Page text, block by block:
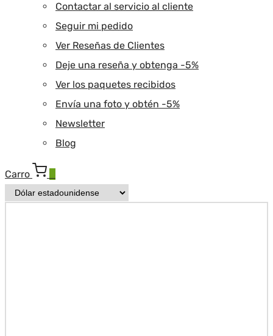
Contactar al servicio al cliente
Seguir mi pedido
Ver Reseñas de Clientes
Deje una reseña y obtenga -5%
Ver los paquetes recibidos
Envía una foto y obtén -5%
Newsletter
Blog
Carro